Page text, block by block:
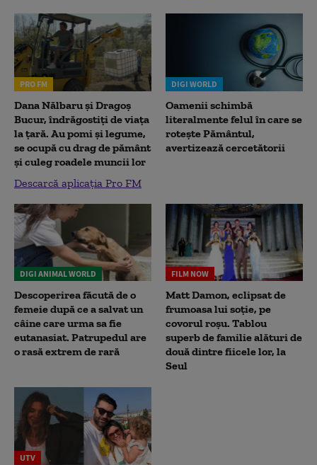
PRO FM
Dana Nălbaru și Dragoș
Bucur, îndrăgostiți de viața
la țară. Au pomi și legume,
se ocupă cu drag de pământ
și culeg roadele muncii lor
Descarcă aplicația Pro FM
DIGI WORLD
Oamenii schimbă
literalmente felul în care se
rotește Pământul,
avertizează cercetătorii
DIGI ANIMAL WORLD
Descoperirea făcută de o
femeie după ce a salvat un
câine care urma sa fie
eutanasiat. Patrupedul are
o rasă extrem de rară
FILM NOW
Matt Damon, eclipsat de
frumoasa lui soție, pe
covorul roșu. Tablou
superb de familie alături de
două dintre fiicele lor, la
Seul
UTV